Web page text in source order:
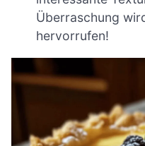
Überraschung
hervorrufen!